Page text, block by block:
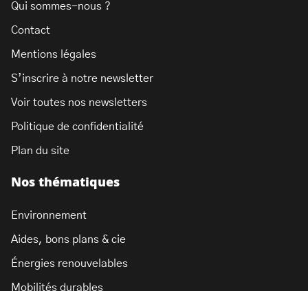
Nos thématiques
Environnement
Aides, bons plans & cie
Énergies renouvelables
Mobilités durables
Qui sommes-nous ?
Contact
Mentions légales
S’inscrire à notre newsletter
Voir toutes nos newsletters
Politique de confidentialité
Plan du site